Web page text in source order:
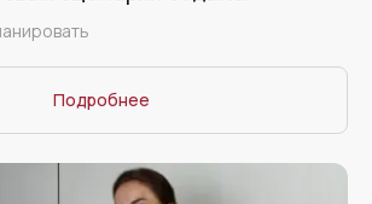
Подробнее